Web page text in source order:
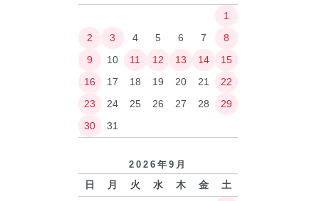
1
2
3 4 5 6 7
8
9
10 11 12 13 14
15
16
17 18 19 20 21
22
23
24 25 26 27 28
29
30
31
2026年9月
日 月 火 水 木 金
土